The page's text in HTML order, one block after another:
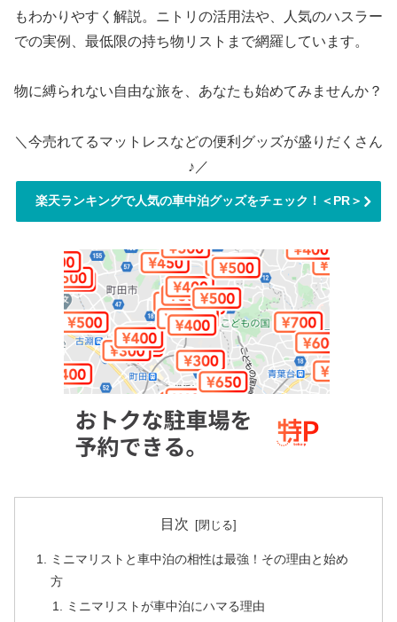
もわかりやすく解説。ニトリの活用法や、人気のハスラー
での実例、最低限の持ち物リストまで網羅しています。
物に縛られない自由な旅を、あなたも始めてみませんか？
＼今売れてるマットレスなどの便利グッズが盛りだくさん
♪／
楽天ランキングで人気の車中泊グッズをチェック！＜PR＞
目次
ミニマリストと車中泊の相性は最強！その理由と始め
方
ミニマリストが車中泊にハマる理由